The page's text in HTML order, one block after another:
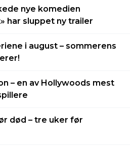
nye komedien
har sluppet ny trailer
i august – sommerens
– en av Hollywoods mest
død – tre uker før